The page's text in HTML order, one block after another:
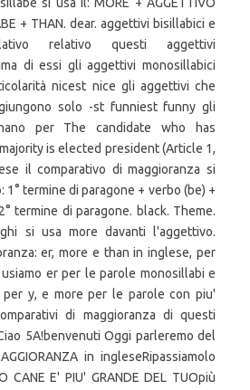
+ THAN. dear. aggettivi bisillabici e
relativo questi aggettivi
di essi gli aggettivi monosillabici
nicest nice gli aggettivi che
solo -st funniest funny gli
per The candidate who has
is elected president (Article 1,
il comparativo di maggioranza si
1° termine di paragone + verbo (be) +
termine di paragone. black. Theme.
si usa more davanti l'aggettivo.
er, more e than in inglese, per
er per le parole monosillabi e
y, e more per le parole con piu'
di maggioranza di questi
5A!benvenuti Oggi parleremo del
in ingleseRipassiamolo
CANE E' PIU' GRANDE DEL TUOpiù